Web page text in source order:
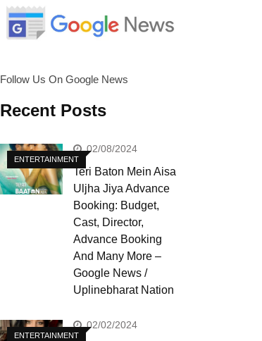
Follow Us On Google News
Recent Posts
ENTERTAINMENT
02/08/2024
Teri Baton Mein Aisa
Uljha Jiya Advance
Booking: Budget,
Cast, Director,
Advance Booking
And Many More –
Google News /
Uplinebharat Nation
ENTERTAINMENT
02/02/2024